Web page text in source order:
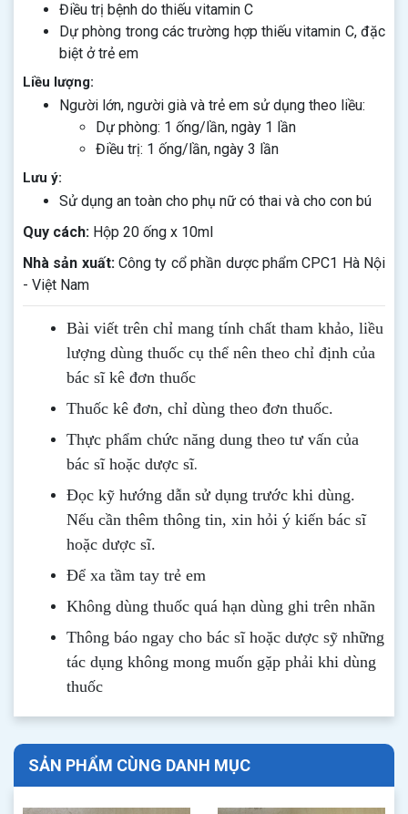
Điều trị bệnh do thiếu vitamin C
Dự phòng trong các trường hợp thiếu vitamin C, đặc
biệt ở trẻ em
Liều lượng:
Người lớn, người già và trẻ em sử dụng theo liều:
Dự phòng: 1 ống/lần, ngày 1 lần
Điều trị: 1 ống/lần, ngày 3 lần
Lưu ý:
Sử dụng an toàn cho phụ nữ có thai và cho con bú
Quy cách: Hộp 20 ống x 10ml
Nhà sản xuất:Công ty cổ phần dược phẩm CPC1 Hà Nội
- Việt Nam
Bài viết trên chỉ mang tính chất tham khảo, liều
lượng dùng thuốc cụ thể nên theo chỉ định của
bác sĩ kê đơn thuốc
Thuốc kê đơn, chỉ dùng theo đơn thuốc.
Thực phẩm chức năng dung theo tư vấn của
bác sĩ hoặc dược sĩ.
Đọc kỹ hướng dẫn sử dụng trước khi dùng.
Nếu cần thêm thông tin, xin hỏi ý kiến bác sĩ
hoặc dược sĩ.
Để xa tầm tay trẻ em
Không dùng thuốc quá hạn dùng ghi trên nhãn
Thông báo ngay cho bác sĩ hoặc dược sỹ những
tác dụng không mong muốn gặp phải khi dùng
thuốc
SẢN PHẨM CÙNG DANH MỤC